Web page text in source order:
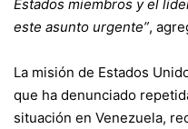
Estados miembros y el
este asunto urgente”,
La misión de Estados
que ha denunciado
situación en Venezuela,